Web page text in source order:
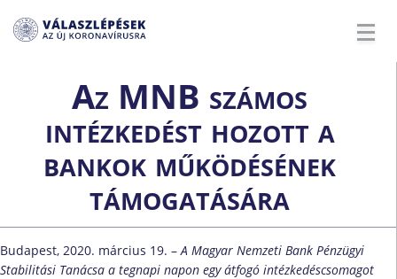
Az MNB számos
intézkedést hozott a
bankok működésének
támogatására
Budapest, 2020. március 19. –A Magyar Nemzeti Bank Pénzügyi
Stabilitási Tanácsa a tegnapi napon egy átfogó intézkedéscsomagot